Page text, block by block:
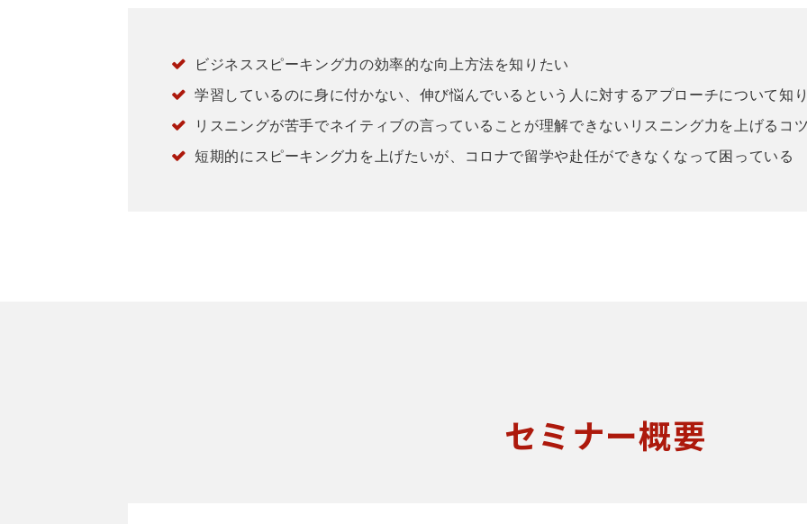
ビジネススピーキング力の効率的な向上方法を知りたい
学習しているのに身に付かない、伸び悩んでいるという人に対するアプローチについて知
リスニングが苦手でネイティブの言っていることが理解できないリスニング力を上げるコ
短期的にスピーキング力を上げたいが、コロナで留学や赴任ができなくなって困っている
セミナー概要